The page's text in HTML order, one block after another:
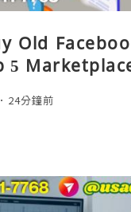
Old
5
24分鐘前